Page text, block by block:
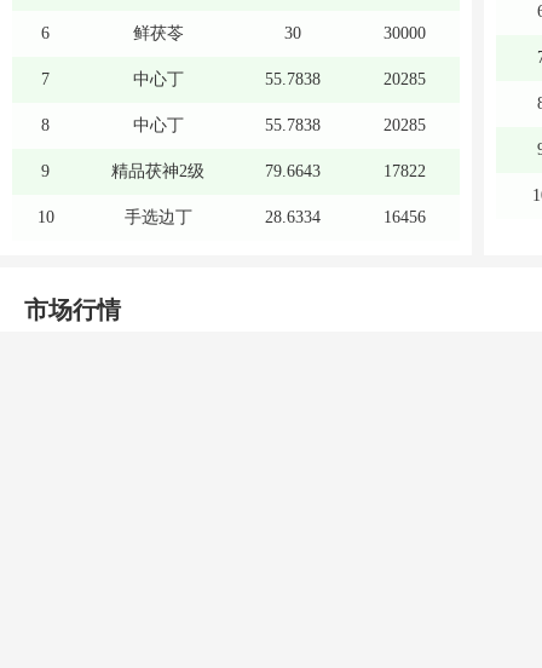
6 鲜茯苓 30 30000
7 中心丁 55.7838 20285
8 中心丁 55.7838 20285
9 精品茯神2级 79.6643 17822
10 手选边丁 28.6334 16456
市场行情